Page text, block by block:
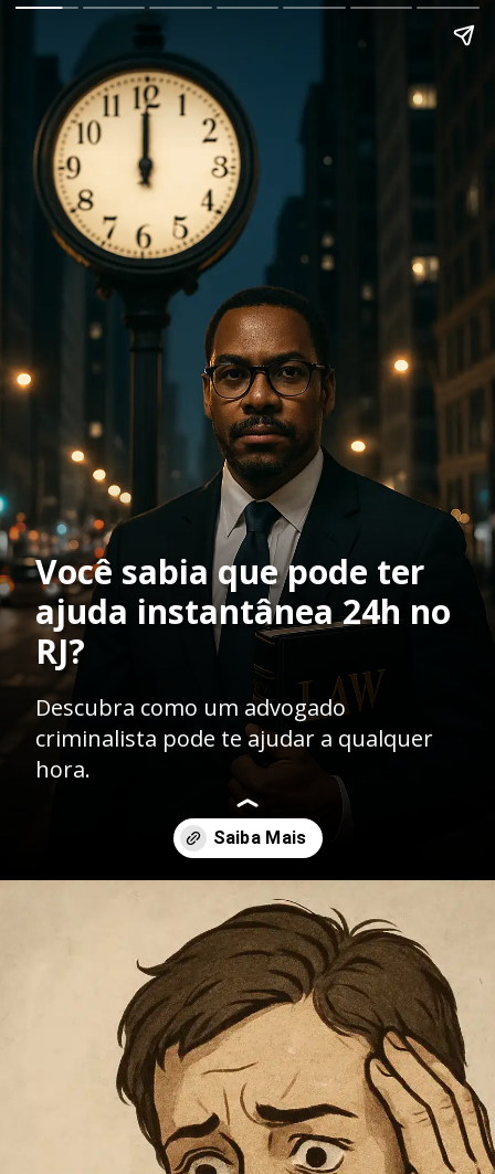
Você sabia que pode ter
ajuda instantânea 24h no
RJ?
Descubra como um advogado
criminalista pode te ajudar a qualquer
hora.
https://ademilsoncs.adv.br/